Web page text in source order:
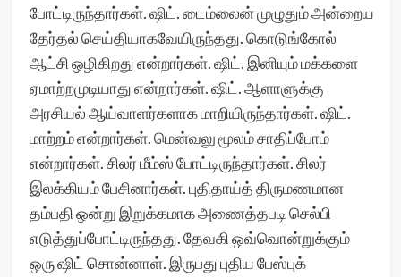
போட்டிருந்தார்கள். ஷிட். டைம்லைன் முழுதும் அன்றைய
தேர்தல் செய்தியாகவேயிருந்தது. கொடுங்கோல்
ஆட்சி ஒழிகிறது என்றார்கள். ஷிட். இனியும் மக்களை
ஏமாற்றமுடியாது என்றார்கள். ஷிட். ஆளாளுக்கு
அரசியல் ஆய்வாளர்களாக மாறியிருந்தார்கள். ஷிட்.
மாற்றம் என்றார்கள். மென்வலு மூலம் சாதிப்போம்
என்றார்கள். சிலர் மீம்ஸ் போட்டிருந்தார்கள். சிலர்
இலக்கியம் பேசினார்கள். புதிதாய்த் திருமணமான
தம்பதி ஒன்று இறுக்கமாக அணைத்தபடி செல்பி
எடுத்துப்போட்டிருந்தது. தேவகி ஒவ்வொன்றுக்கும்
ஒரு ஷிட் சொன்னாள். இருபது புதிய பேஸ்புக்